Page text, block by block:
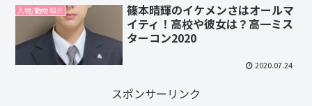
人物/動物 紹介
篠本晴輝のイケメンさはオールマ
イティ！高校や彼女は？高一ミス
ターコン2020
2020.07.24
スポンサーリンク